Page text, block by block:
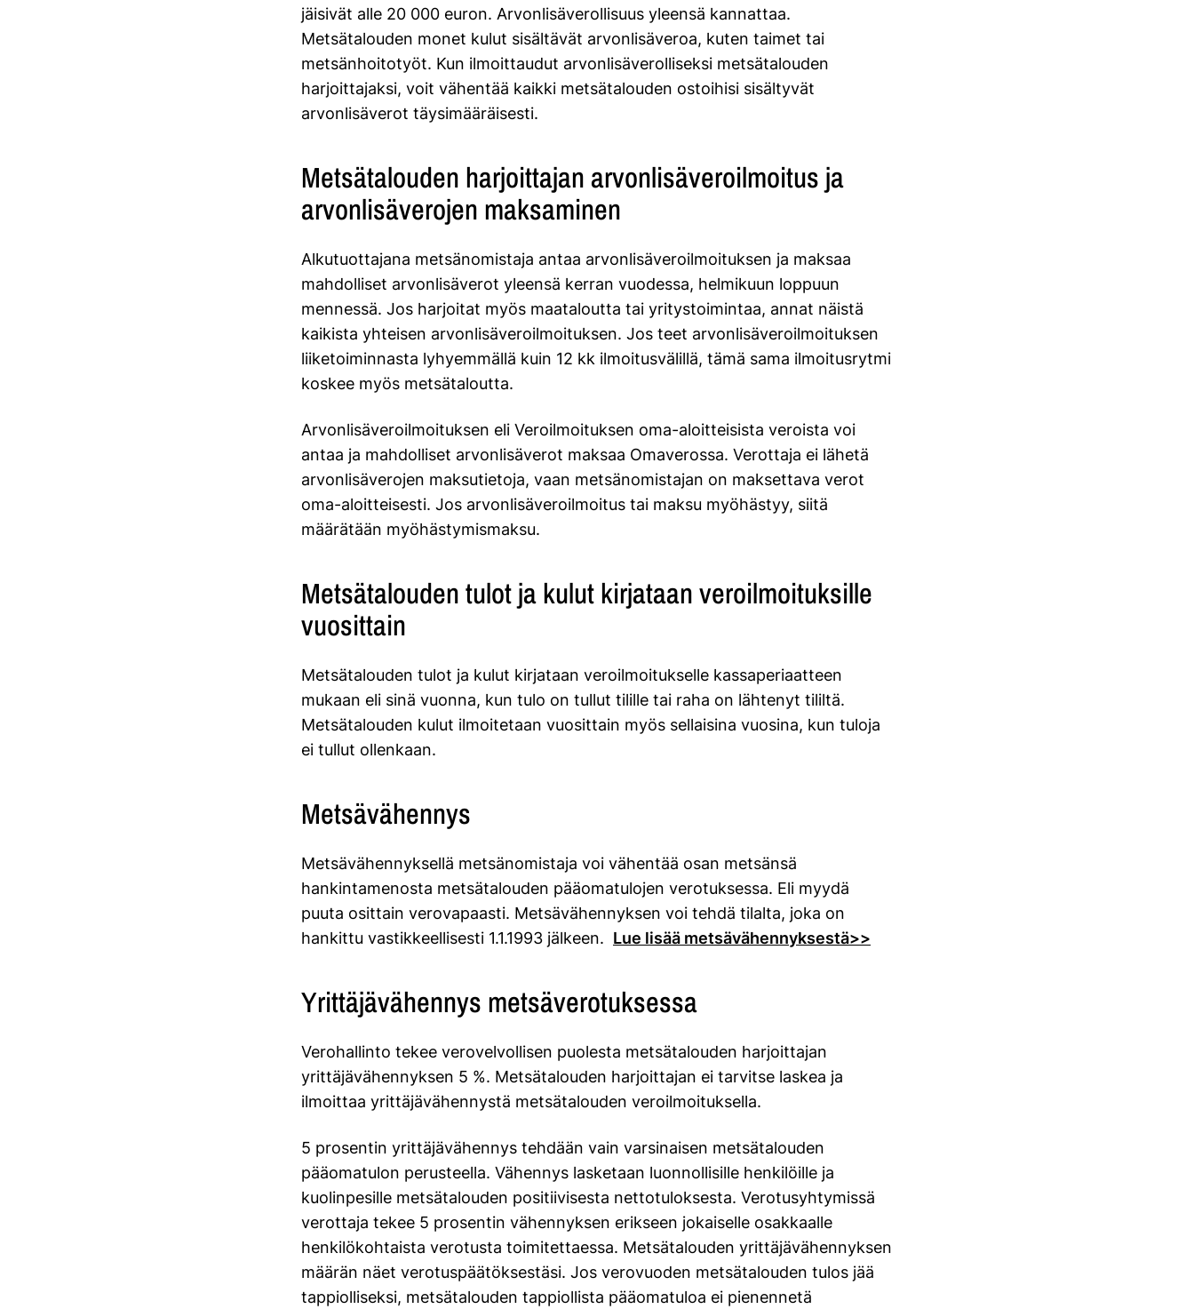
jäisivät alle 20 000 euron. Arvonlisäverollisuus yleensä kannattaa.
Metsätalouden monet kulut sisältävät arvonlisäveroa, kuten taimet tai
metsänhoitotyöt. Kun ilmoittaudut arvonlisäverolliseksi metsätalouden
harjoittajaksi, voit vähentää kaikki metsätalouden ostoihisi sisältyvät
arvonlisäverot täysimääräisesti.
Metsätalouden harjoittajan arvonlisäveroilmoitus ja
arvonlisäverojen maksaminen
Alkutuottajana metsänomistaja antaa arvonlisäveroilmoituksen ja maksaa
mahdolliset arvonlisäverot yleensä kerran vuodessa, helmikuun loppuun
mennessä. Jos harjoitat myös maataloutta tai yritystoimintaa, annat näistä
kaikista yhteisen arvonlisäveroilmoituksen. Jos teet arvonlisäveroilmoituksen
liiketoiminnasta lyhyemmällä kuin 12 kk ilmoitusvälillä, tämä sama ilmoitusrytmi
koskee myös metsätaloutta.
Arvonlisäveroilmoituksen eli Veroilmoituksen oma-aloitteisista veroista voi
antaa ja mahdolliset arvonlisäverot maksaa Omaverossa. Verottaja ei lähetä
arvonlisäverojen maksutietoja, vaan metsänomistajan on maksettava verot
oma-aloitteisesti. Jos arvonlisäveroilmoitus tai maksu myöhästyy, siitä
määrätään myöhästymismaksu.
Metsätalouden tulot ja kulut kirjataan veroilmoituksille
vuosittain
Metsätalouden tulot ja kulut kirjataan veroilmoitukselle kassaperiaatteen
mukaan eli sinä vuonna, kun tulo on tullut tilille tai raha on lähtenyt tililtä.
Metsätalouden kulut ilmoitetaan vuosittain myös sellaisina vuosina, kun tuloja
ei tullut ollenkaan.
Metsävähennys
Metsävähennyksellä metsänomistaja voi vähentää osan metsänsä
hankintamenosta metsätalouden pääomatulojen verotuksessa. Eli myydä
puuta osittain verovapaasti. Metsävähennyksen voi tehdä tilalta, joka on
hankittu vastikkeellisesti 1.1.1993 jälkeen. Lue lisää metsävähennyksestä>>
Yrittäjävähennys metsäverotuksessa
Verohallinto tekee verovelvollisen puolesta metsätalouden harjoittajan
yrittäjävähennyksen 5 %. Metsätalouden harjoittajan ei tarvitse laskea ja
ilmoittaa yrittäjävähennystä metsätalouden veroilmoituksella.
5 prosentin yrittäjävähennys tehdään vain varsinaisen metsätalouden
pääomatulon perusteella. Vähennys lasketaan luonnollisille henkilöille ja
kuolinpesille metsätalouden positiivisesta nettotuloksesta. Verotusyhtymissä
verottaja tekee 5 prosentin vähennyksen erikseen jokaiselle osakkaalle
henkilökohtaista verotusta toimitettaessa. Metsätalouden yrittäjävähennyksen
määrän näet verotuspäätöksestäsi. Jos verovuoden metsätalouden tulos jää
tappiolliseksi, metsätalouden tappiollista pääomatuloa ei pienennetä